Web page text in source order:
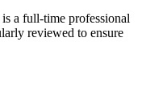
a full-time professional
reviewed to ensure